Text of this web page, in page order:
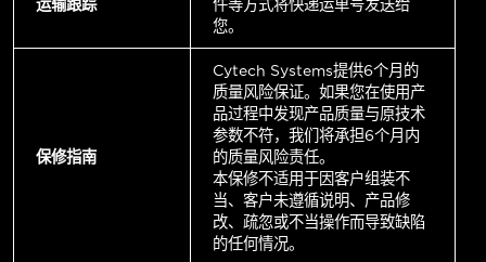
运输跟踪
件等方式将快递运单号发送给
您。
保修指南
Cytech Systems提供6个月的
质量风险保证。如果您在使用产
品过程中发现产品质量与原技术
参数不符，我们将承担6个月内
的质量风险责任。
本保修不适用于因客户组装不
当、客户未遵循说明、产品修
改、疏忽或不当操作而导致缺陷
的任何情况。